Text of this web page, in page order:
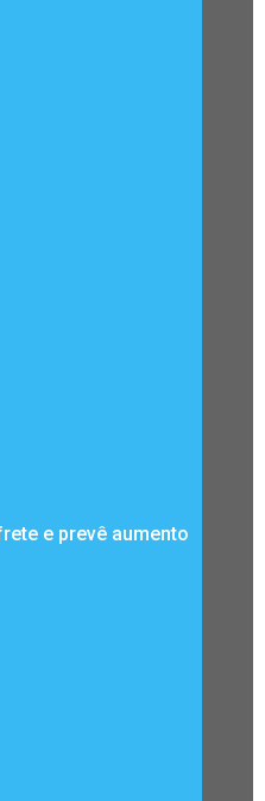
e prevê aumento